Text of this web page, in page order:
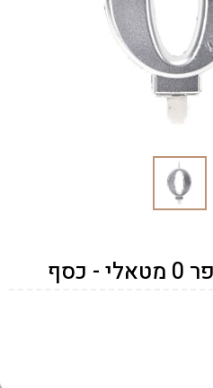
9009492379626
במארז6